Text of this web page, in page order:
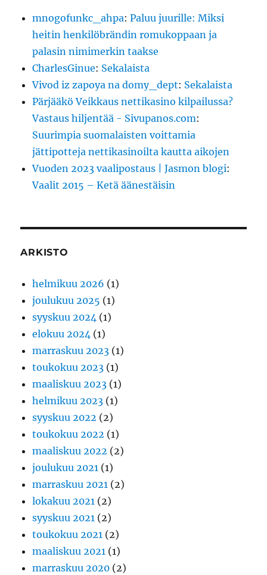
mnogofunkc_ahpa:Paluu juurille: Miksi
heitin henkilöbrändin romukoppaan ja
palasin nimimerkin taakse
CharlesGinue: Sekalaista
Vivod iz zapoya na domy_dept: Sekalaista
Pärjääkö Veikkaus nettikasino kilpailussa?
Vastaus hiljentää - Sivupanos.com:
Suurimpia suomalaisten voittamia
jättipotteja nettikasinoilta kautta aikojen
Vuoden 2023 vaalipostaus | Jasmon blogi:
Vaalit 2015 – Ketä äänestäisin
ARKISTO
helmikuu 2026 (1)
joulukuu 2025 (1)
syyskuu 2024 (1)
elokuu 2024 (1)
marraskuu 2023 (1)
toukokuu 2023 (1)
maaliskuu 2023 (1)
helmikuu 2023 (1)
syyskuu 2022 (2)
toukokuu 2022 (1)
maaliskuu 2022 (2)
joulukuu 2021 (1)
marraskuu 2021 (2)
lokakuu 2021 (2)
syyskuu 2021 (2)
toukokuu 2021 (2)
maaliskuu 2021 (1)
marraskuu 2020 (2)